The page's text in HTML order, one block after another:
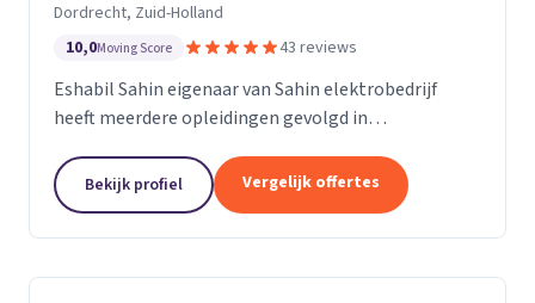
Dordrecht, Zuid-Holland
10,0Moving Score 43 reviews
Eshabil Sahin eigenaar van Sahin elektrobedrijf
heeft meerdere opleidingen gevolgd in
ging doen want onder andere zijn opa, vader en oom
zijn...
Bekijk profiel Vergelijk offertes